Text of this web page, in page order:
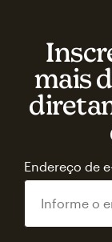
mais
Endereço de